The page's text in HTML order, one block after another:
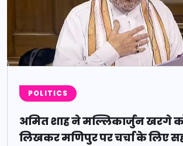
POLITICS
अमित शाह ने मल्लिकार्जुन खरगे को
लिखकर मणिपुर पर चर्चा के लिए